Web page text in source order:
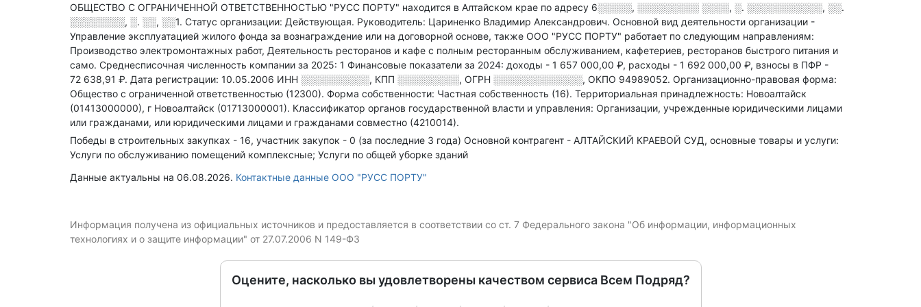
ОБЩЕСТВО С ОГРАНИЧЕННОЙ ОТВЕТСТВЕННОСТЬЮ "РУСС ПОРТУ" находится в Алтайском крае по адресу 6░░░░░, ░░░░░░░░░ ░░░░, ░. ░░░░░░░░░░░, ░░.
░░░░░░░░, ░. ░░, ░░1. Статус организации: Действующая. Руководитель: Цариненко Владимир Александрович. Основной вид деятельности организации -
Управление эксплуатацией жилого фонда за вознаграждение или на договорной основе, также ООО "РУСС ПОРТУ" работает по следующим направлениям:
Производство электромонтажных работ, Деятельность ресторанов и кафе с полным ресторанным обслуживанием, кафетериев, ресторанов быстрого питания и
само. Среднесписочная численность компании за 2025: 1 Финансовые показатели за 2024: доходы - 1 657 000,00 ₽, расходы - 1 692 000,00 ₽, взносы в ПФР -
72 638,91 ₽. Дата регистрации: 10.05.2006 ИНН ░░░░░░░░░░, КПП ░░░░░░░░░, ОГРН ░░░░░░░░░░░░░, ОКПО 94989052. Организационно-правовая форма:
Общество с ограниченной ответственностью (12300). Форма собственности: Частная собственность (16). Территориальная принадлежность: Новоалтайск
(01413000000), г Новоалтайск (01713000001). Классификатор органов государственной власти и управления: Организации, учрежденные юридическими лицами
или гражданами, или юридическими лицами и гражданами совместно (4210014).
Победы в строительных закупках - 16, участник закупок - 0 (за последние 3 года) Основной контрагент - АЛТАЙСКИЙ КРАЕВОЙ СУД, основные товары и услуги:
Услуги по обслуживанию помещений комплексные; Услуги по общей уборке зданий
Данные актуальны на 06.08.2026. Контактные данные ООО "РУСС ПОРТУ"
Информация получена из официальных источников и предоставляется в соответствии со ст. 7 Федерального закона "Об информации, информационных
технологиях и о защите информации" от 27.07.2006 N 149-ФЗ
Оцените, насколько вы удовлетворены качеством сервиса Всем Подряд?